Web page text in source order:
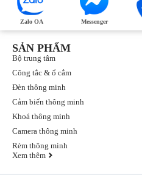
Zalo OA
Messenger
SẢN PHẨM
Bộ trung tâm
Công tắc & ổ cắm
Đèn thông minh
Cảm biến thông minh
Khoá thông minh
Camera thông minh
Rèm thông minh
Xem thêm